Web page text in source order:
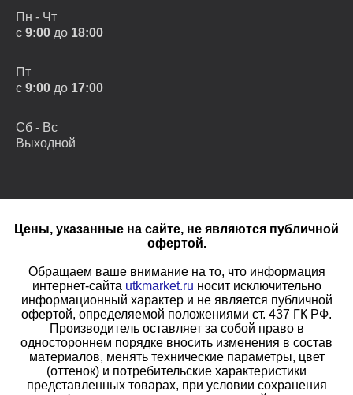
Пн - Чт
с 9:00 до 18:00
Пт
с 9:00 до 17:00
Сб - Вс
Выходной
Цены, указанные на сайте, не являются публичной
офертой.
Обращаем ваше внимание на то, что информация
интернет-сайта utkmarket.ru носит исключительно
информационный характер и не является публичной
офертой, определяемой положениями ст. 437 ГК РФ.
Производитель оставляет за собой право в
одностороннем порядке вносить изменения в состав
материалов, менять технические параметры, цвет
(оттенок) и потребительские характеристики
представленных товарах, при условии сохранения